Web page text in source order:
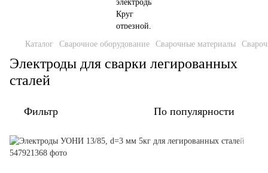
Каталог Сварочное оборудование Сварочные материалы
Электроды для сварки легированных
сталей
Фильтр По популярности